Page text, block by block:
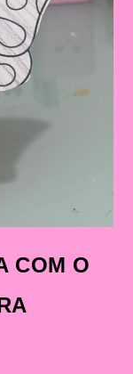
COM O